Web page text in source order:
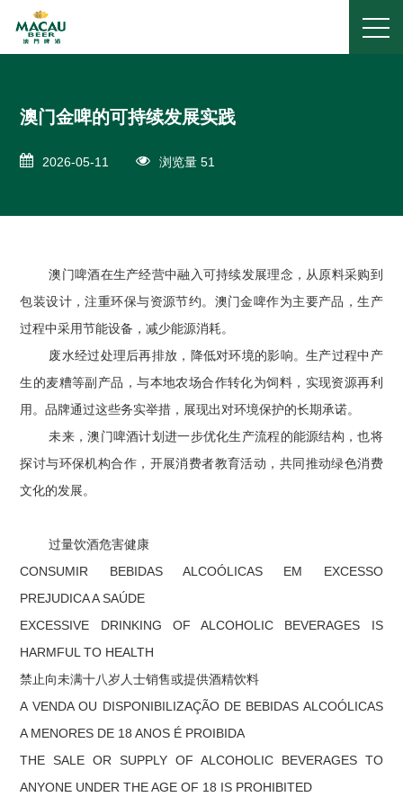
澳门金啤的可持续发展实践
2026-05-11 浏览量 51
澳门啤酒在生产经营中融入可持续发展理念，从原料采购到
包装设计，注重环保与资源节约。澳门金啤作为主要产品，生产
过程中采用节能设备，减少能源消耗。
废水经过处理后再排放，降低对环境的影响。生产过程中产
生的麦糟等副产品，与本地农场合作转化为饲料，实现资源再利
用。品牌通过这些务实举措，展现出对环境保护的长期承诺。
未来，澳门啤酒计划进一步优化生产流程的能源结构，也将
探讨与环保机构合作，开展消费者教育活动，共同推动绿色消费
文化的发展。
过量饮酒危害健康
CONSUMIR BEBIDAS ALCOÓLICAS EM EXCESSO
PREJUDICA A SAÚDE
EXCESSIVE DRINKING OF ALCOHOLIC BEVERAGES IS
HARMFUL TO HEALTH
禁止向未满十八岁人士销售或提供酒精饮料
A VENDA OU DISPONIBILIZAÇÃO DE BEBIDAS ALCOÓLICAS
A MENORES DE 18 ANOS É PROIBIDA
THE SALE OR SUPPLY OF ALCOHOLIC BEVERAGES TO
ANYONE UNDER THE AGE OF 18 IS PROHIBITED